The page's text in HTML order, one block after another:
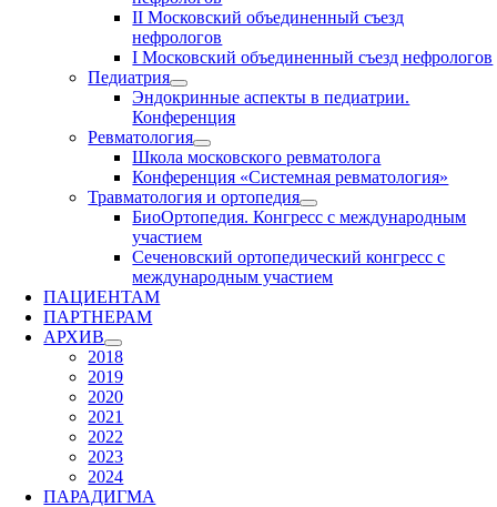
II Московский объединенный съезд
нефрологов
I Московский объединенный съезд нефрологов
Педиатрия
Эндокринные аспекты в педиатрии.
Конференция
Ревматология
Школа московского ревматолога
Конференция «Системная ревматология»
Травматология и ортопедия
БиоОртопедия. Конгресс с международным
участием
Сеченовский ортопедический конгресс с
международным участием
ПАЦИЕНТАМ
ПАРТНЕРАМ
АРХИВ
2018
2019
2020
2021
2022
2023
2024
ПАРАДИГМА